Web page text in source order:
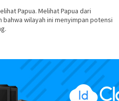
Papua. Melihat Papua dari
wilayah ini menyimpan potensi